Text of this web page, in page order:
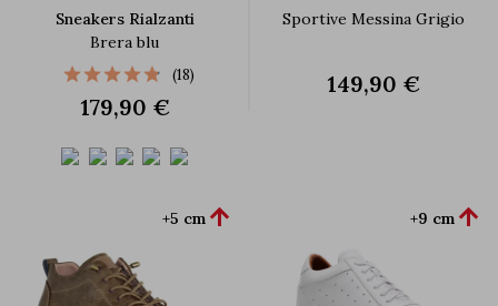
Sneakers Rialzanti
Brera blu
(18)
179,90 €
Sportive Messina Grigio
149,90 €
+5 cm  +9 cm 